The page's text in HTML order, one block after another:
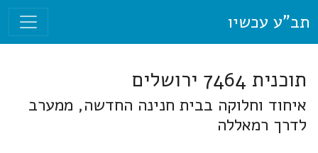
תב"ע עכשיו
תוכנית 7464 ירושלים
איחוד וחלוקה בבית חנינה החדשה, ממערב
לדרך רמאללה